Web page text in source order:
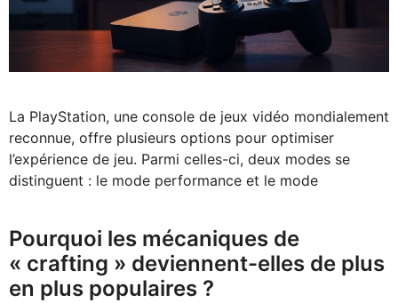
La PlayStation, une console de jeux vidéo mondialement
reconnue, offre plusieurs options pour optimiser
l’expérience de jeu. Parmi celles-ci, deux modes se
distinguent : le mode performance et le mode
Pourquoi les mécaniques de
« crafting » deviennent-elles de plus
en plus populaires ?